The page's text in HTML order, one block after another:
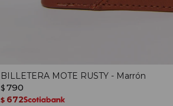
BILLETERA MOTE RUSTY - Marrón
$ 790
$ 672